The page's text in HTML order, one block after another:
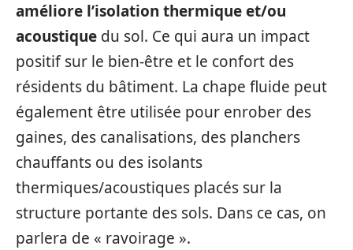
améliore l’isolation thermique et/ou
acoustique du sol. Ce qui aura un impact
positif sur le bien-être et le confort des
résidents du bâtiment. La chape fluide peut
également être utilisée pour enrober des
gaines, des canalisations, des planchers
chauffants ou des isolants
thermiques/acoustiques placés sur la
structure portante des sols. Dans ce cas, on
parlera de « ravoirage ».